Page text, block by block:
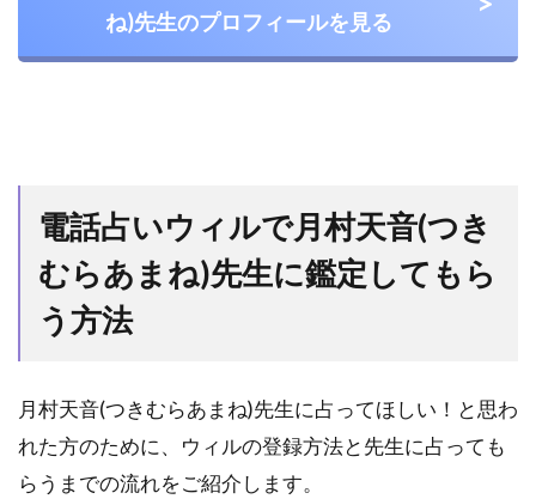
ね)先生のプロフィールを見る
電話占いウィルで月村天音(つき
むらあまね)先生に鑑定してもら
う方法
月村天音(つきむらあまね)先生に占ってほしい！と思わ
れた方のために、ウィルの登録方法と先生に占っても
らうまでの流れをご紹介します。